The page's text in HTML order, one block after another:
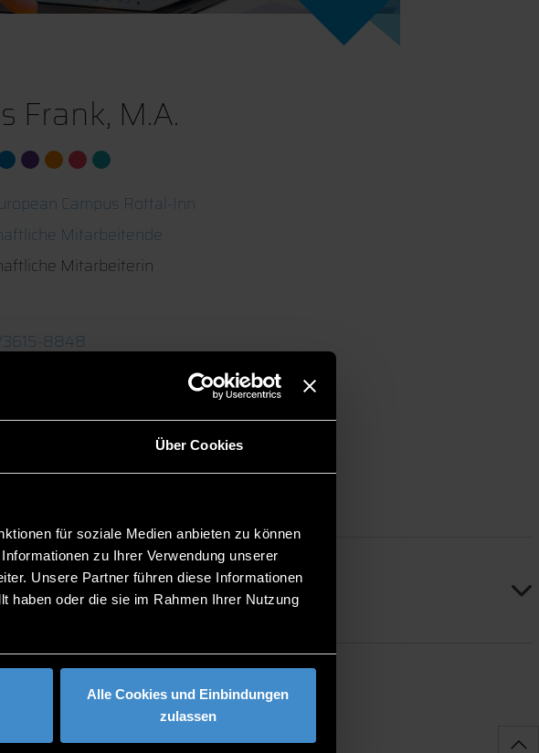
Über Cookies
für soziale Medien anbieten zu können
zu Ihrer Verwendung unserer
Unsere Partner führen diese Informationen
haben oder die sie im Rahmen Ihrer Nutzung
Alle Cookies und Einbindungen
zulassen
Frank, M.A.
Campus Rottal-Inn
Mitarbeitende
Mitarbeiterin
8848